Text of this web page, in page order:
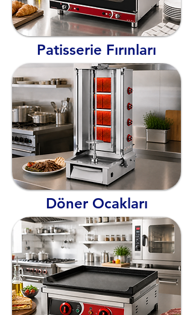
Patisserie Fırınları
Döner Ocakları